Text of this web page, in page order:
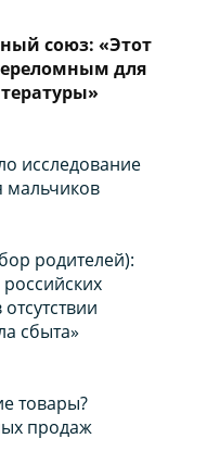
союз: «Этот
для
исследование
мальчиков
родителей):
сбыта»
товары?
продаж